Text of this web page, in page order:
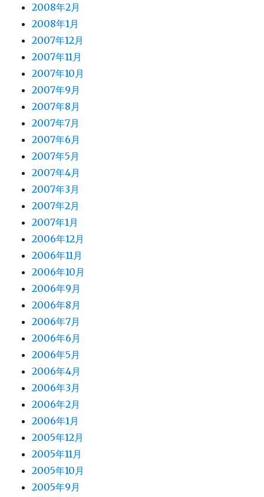
2008年2月
2008年1月
2007年12月
2007年11月
2007年10月
2007年9月
2007年8月
2007年7月
2007年6月
2007年5月
2007年4月
2007年3月
2007年2月
2007年1月
2006年12月
2006年11月
2006年10月
2006年9月
2006年8月
2006年7月
2006年6月
2006年5月
2006年4月
2006年3月
2006年2月
2006年1月
2005年12月
2005年11月
2005年10月
2005年9月